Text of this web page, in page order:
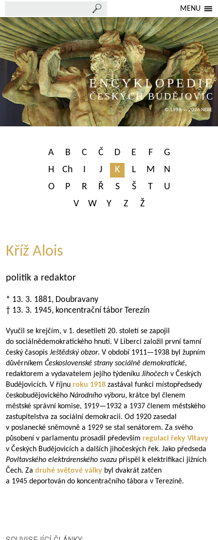
MENU
ENCYKLOPEDIE
ČESKÝCH BUDĚJOVIC
© 1998 — 2026 NEBE
A B C Č D E F
G
H
Ch I J K L M
N
O
P R Ř S Š T
U
V
W Y Z Ž
Kříž Alois
politik a redaktor
* 13. 3. 1881, Doubravany
† 13. 3. 1945, koncentrační tábor Terezín
Vyučil se krejčím, v 1. desetiletí 20. století se zapojil
do sociálnědemokratického hnutí. V Liberci založil první tamní
český časopis Ještědský obzor. V období 1911—1938 byl župním
důvěrníkem Československé strany sociálně demokratické,
redaktorem a vydavatelem jejího týdeníku Jihočech v Českých
Budějovicích. V říjnu roku 1918 zastával funkci místopředsedy
českobudějovického Národního výboru, krátce byl členem
městské správní komise, 1919—1932 a 1937 členem městského
zastupitelstva za sociální demokracii. Od 1920 zasedal
v poslanecké sněmovně a 1929 se stal senátorem. Za svého
působení v parlamentu prosadil především regulaci řeky Vltavy
v Českých Budějovicích a dalších jihočeských řek. Jako předseda
Povltavského elektrárenského svazu přispěl k elektrifikaci jižních
Čech. Za druhé světové války byl dvakrát zatčen
a 1945 deportován do koncentračního tábora v Terezíně.